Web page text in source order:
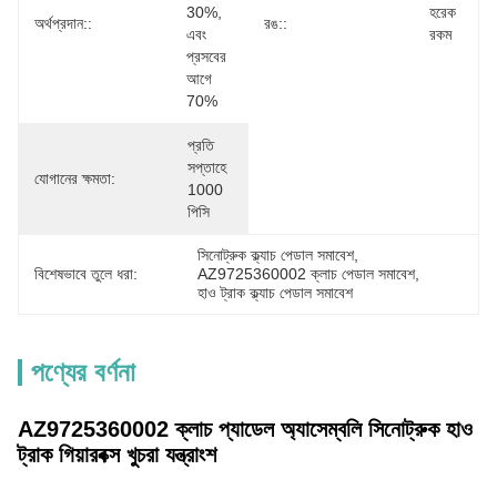
অর্থপ্রদান::
30%,
এবং
প্রসবের
আগে
70%
রঙ::
হরেক
রকম
যোগানের ক্ষমতা:
প্রতি
সপ্তাহে
1000
পিসি
বিশেষভাবে তুলে ধরা:
সিনোট্রুক ক্ল্যাচ পেডাল সমাবেশ,
AZ9725360002 ক্লাচ পেডাল সমাবেশ,
হাও ট্রাক ক্ল্যাচ পেডাল সমাবেশ
পণ্যের বর্ণনা
AZ9725360002 ক্লাচ প্যাডেল অ্যাসেম্বলি সিনোট্রুক হাও
ট্রাক গিয়ারবক্স খুচরা যন্ত্রাংশ